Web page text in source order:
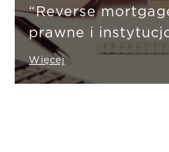
“Reverse
prawne i
wybranych
Więcej